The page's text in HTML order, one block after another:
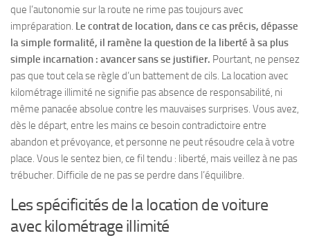
que l’autonomie sur la route ne rime pas toujours avec
impréparation. Le contrat de location, dans ce cas précis, dépasse
la simple formalité, il ramène la question de la liberté à sa plus
simple incarnation : avancer sans se justifier. Pourtant, ne pensez
pas que tout cela se règle d’un battement de cils. La location avec
kilométrage illimité ne signifie pas absence de responsabilité, ni
même panacée absolue contre les mauvaises surprises. Vous avez,
dès le départ, entre les mains ce besoin contradictoire entre
abandon et prévoyance, et personne ne peut résoudre cela à votre
place. Vous le sentez bien, ce fil tendu : liberté, mais veillez à ne pas
trébucher. Difficile de ne pas se perdre dans l’équilibre.
Les spécificités de la location de voiture
avec kilométrage illimité